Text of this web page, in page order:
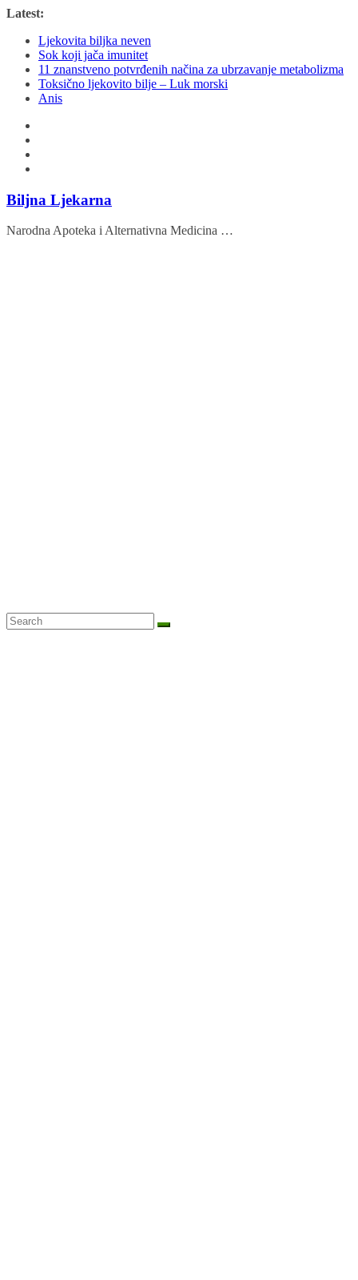
Skip
content
Latest:
Ljekovita biljka neven
Sok koji jača imunitet
11 znanstveno potvrđenih načina za ubrzavanje metabolizma
Toksično ljekovito bilje – Luk morski
Anis
Biljna Ljekarna
Narodna Apoteka i Alternativna Medicina …